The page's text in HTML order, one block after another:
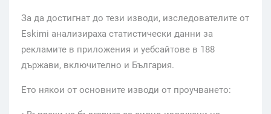
За да достигнат до тези изводи, изследователите от
Eskimi анализираха статистически данни за
рекламите в приложения и уебсайтове в 188
държави, включително и България.
Ето някои от основните изводи от проучването: